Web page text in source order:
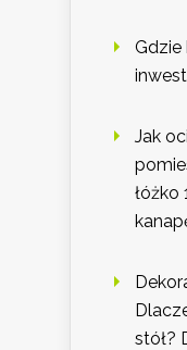
Gdzie
Jak
łóżko
stół?